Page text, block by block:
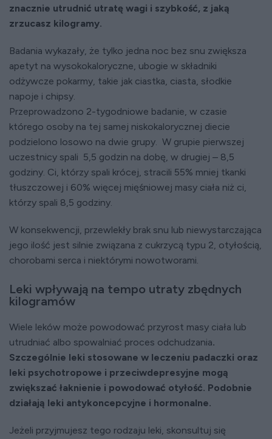
znacznie utrudnić utratę wagi i szybkość, z jaką
zrzucasz kilogramy.
Badania wykazały, że tylko jedna noc bez snu zwiększa
apetyt na wysokokaloryczne, ubogie w składniki
odżywcze pokarmy, takie jak ciastka, ciasta, słodkie
napoje i chipsy.
Przeprowadzono 2-tygodniowe badanie, w czasie
którego osoby na tej samej niskokalorycznej diecie
podzielono losowo na dwie grupy. W grupie pierwszej
uczestnicy spali 5,5 godzin na dobę, w drugiej – 8,5
godziny. Ci, którzy spali krócej, stracili 55% mniej tkanki
tłuszczowej i 60% więcej mięśniowej masy ciała niż ci,
którzy spali 8,5 godziny.
W konsekwencji, przewlekły brak snu lub niewystarczająca
jego ilość jest silnie związana z cukrzycą typu 2, otyłością,
chorobami serca i niektórymi nowotworami.
Leki wpływają na tempo utraty zbędnych
kilogramów
Wiele leków może powodować przyrost masy ciała lub
utrudniać albo spowalniać proces odchudzania.
Szczególnie leki stosowane w leczeniu padaczki oraz
leki psychotropowe i przeciwdepresyjne mogą
zwiększać łaknienie i powodować otyłość. Podobnie
działają leki antykoncepcyjne i hormonalne.
Jeżeli przyjmujesz tego rodzaju leki, skonsultuj się